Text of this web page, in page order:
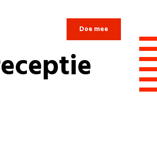
Doe mee